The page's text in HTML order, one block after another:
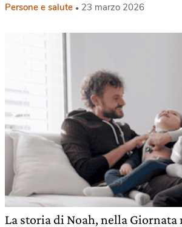
Persone e salute 23 marzo 2026
La storia di Noah, nella